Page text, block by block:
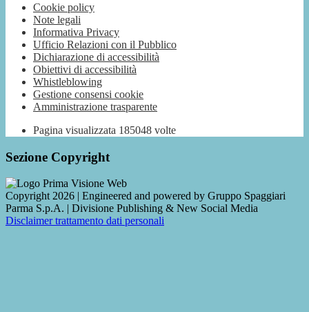
Cookie policy
Note legali
Informativa Privacy
Ufficio Relazioni con il Pubblico
Dichiarazione di accessibilità
Obiettivi di accessibilità
Whistleblowing
Gestione consensi cookie
Amministrazione trasparente
Pagina visualizzata 185048 volte
Sezione Copyright
Copyright 2026 | Engineered and powered by Gruppo Spaggiari
Parma S.p.A. | Divisione Publishing & New Social Media
Disclaimer trattamento dati personali